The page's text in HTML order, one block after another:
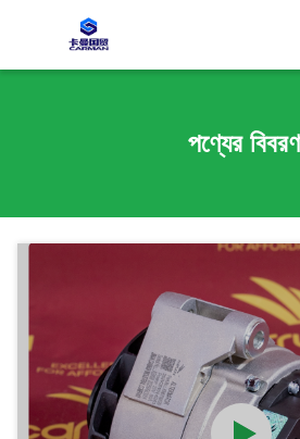
পণ্যের বিবরণ